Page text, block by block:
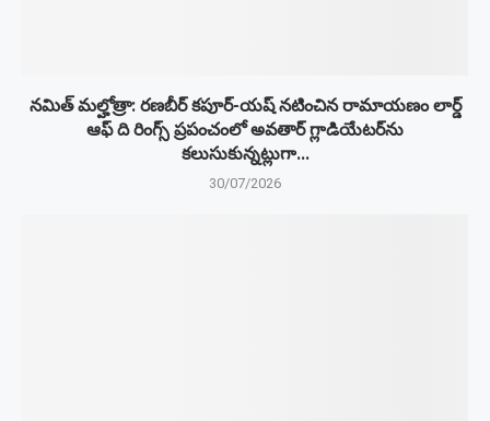
నమిత్ మల్హోత్రా: రణబీర్ కపూర్-యష్ నటించిన రామాయణం లార్డ్
ఆఫ్ ది రింగ్స్ ప్రపంచంలో అవతార్ గ్లాడియేటర్‌ను
కలుసుకున్నట్లుగా...
30/07/2026